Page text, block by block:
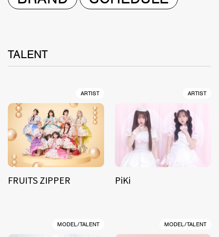
TALENT
ARTIST
FRUITS ZIPPER
ARTIST
PiKi
MODEL/TALENT MODEL/TALENT